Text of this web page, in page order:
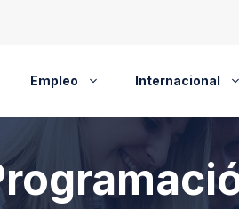
Empleo Internacional